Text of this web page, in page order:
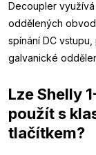
Decoupler
oddělených
spínání DC
galvanické
Lze Shelly
použít s
tlačítkem?